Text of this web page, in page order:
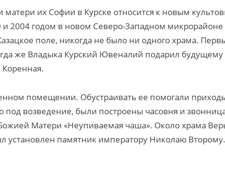
их Софии в Курске относится к новым
2004 годом в новом Северо-Западном микрорайоне
поле, никогда не было ни одного храма.
же Владыка Курский Ювеналий подарил будущему
помещении. Обустраивать ее помогали
под возведение, были построены часовня и
Матери «Неупиваемая чаша». Около храма
памятник императору Николаю Второму.